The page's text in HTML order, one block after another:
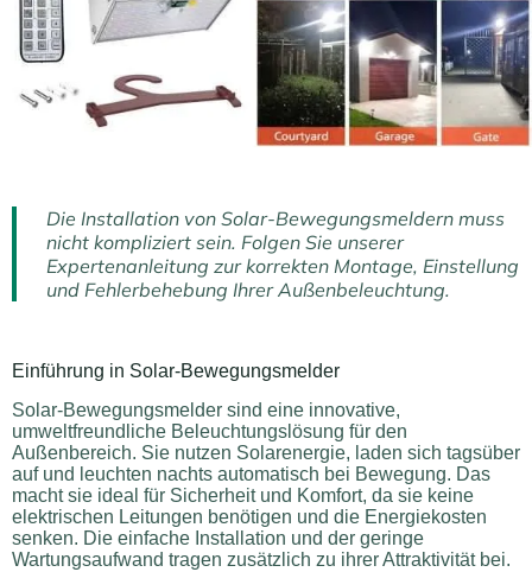
Die Installation von Solar-Bewegungsmeldern muss
nicht kompliziert sein. Folgen Sie unserer
Expertenanleitung zur korrekten Montage, Einstellung
und Fehlerbehebung Ihrer Außenbeleuchtung.
Einführung in Solar-Bewegungsmelder
Solar-Bewegungsmelder sind eine innovative,
umweltfreundliche Beleuchtungslösung für den
Außenbereich. Sie nutzen Solarenergie, laden sich tagsüber
auf und leuchten nachts automatisch bei Bewegung. Das
macht sie ideal für Sicherheit und Komfort, da sie keine
elektrischen Leitungen benötigen und die Energiekosten
senken. Die einfache Installation und der geringe
Wartungsaufwand tragen zusätzlich zu ihrer Attraktivität bei.